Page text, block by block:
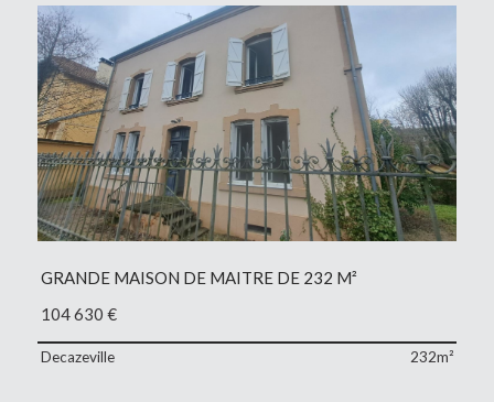
GRANDE MAISON DE MAITRE DE 232 M²
104 630 €
Decazeville 232m²